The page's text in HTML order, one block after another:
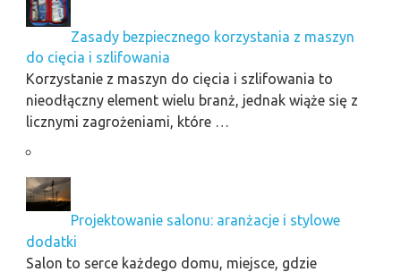
Zasady bezpiecznego korzystania z maszyn
do cięcia i szlifowania
Korzystanie z maszyn do cięcia i szlifowania to
nieodłączny element wielu branż, jednak wiąże się z
licznymi zagrożeniami, które …
Projektowanie salonu: aranżacje i stylowe
dodatki
Salon to serce każdego domu, miejsce, gdzie